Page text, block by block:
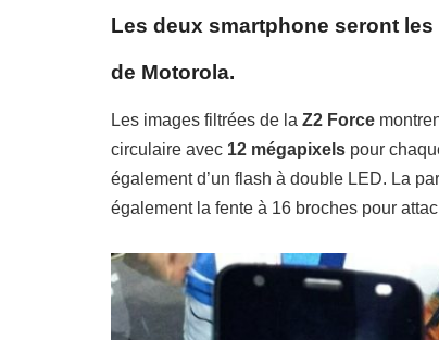
Les deux smartphone seront
de Motorola.
Les images filtrées de la Z2 Force
circulaire avec 12 mégapixels pour
également d’un flash à double LED. La
également la fente à 16 broches pour